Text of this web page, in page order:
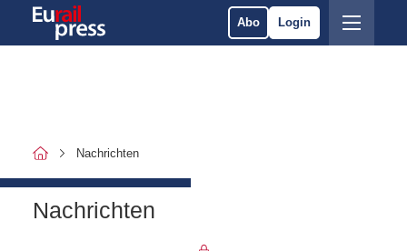
Abo Login
Nachrichten
Nachrichten